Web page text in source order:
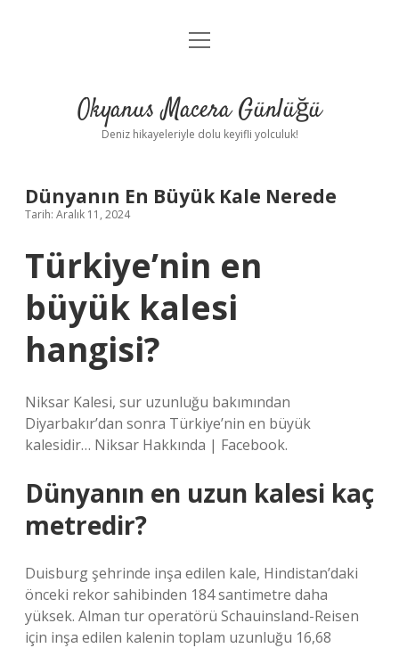
Anasayfa
Yasal Uyarı
menüyü
Okyanus Macera Günlüğü
Deniz hikayeleriyle dolu keyifli yolculuk!
Dünyanın En Büyük Kale Nerede
Tarih: Aralık 11, 2024
Türkiye’nin en
büyük kalesi
hangisi?
Niksar Kalesi, sur uzunluğu bakımından
Diyarbakır’dan sonra Türkiye’nin en büyük
kalesidir… Niksar Hakkında | Facebook.
Dünyanın en uzun kalesi kaç
metredir?
Duisburg şehrinde inşa edilen kale, Hindistan’daki
önceki rekor sahibinden 184 santimetre daha
yüksek. Alman tur operatörü Schauinsland-Reisen
için inşa edilen kalenin toplam uzunluğu 16,68